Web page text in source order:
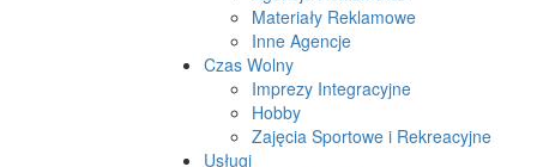
Materiały Reklamowe
Inne Agencje
Czas Wolny
Imprezy Integracyjne
Hobby
Zajęcia Sportowe i Rekreacyjne
Usługi